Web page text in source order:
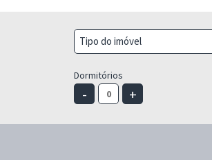
Tipo do imóvel
Dormitórios
- +